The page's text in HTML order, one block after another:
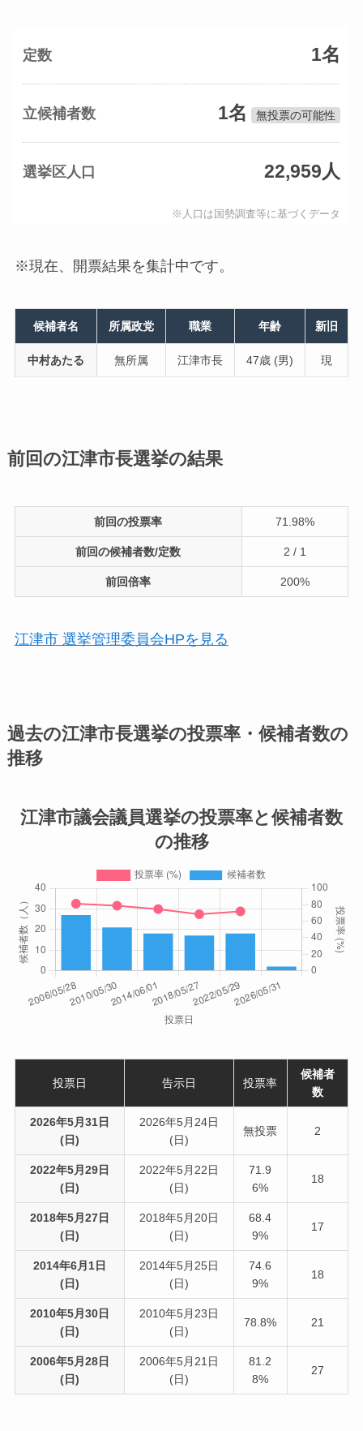
定数 1名
立候補者数 1名 無投票の可能性
選挙区人口 22,959人
※人口は国勢調査等に基づくデータ
※現在、開票結果を集計中です。
候補者名 所属政党 職業 年齢 新旧
中村あたる 無所属 江津市長 47歳 (男) 現
前回の江津市長選挙の結果
前回の投票率 71.98%
前回の候補者数/定数 2 / 1
前回倍率 200%
江津市 選挙管理委員会HPを見る
過去の江津市長選挙の投票率・候補者数の
推移
江津市議会議員選挙の投票率と候補者数
の推移
投票日 告示日 投票率
候補者
数
2026年5月31日
(日)
2026年5月24日
(日)
無投票 2
2022年5月29日
(日)
2022年5月22日
(日)
71.9
6%
18
2018年5月27日
(日)
2018年5月20日
(日)
68.4
9%
17
2014年6月1日
(日)
2014年5月25日
(日)
74.6
9%
18
2010年5月30日
(日)
2010年5月23日
(日)
78.8% 21
2006年5月28日
(日)
2006年5月21日
(日)
81.2
8%
27